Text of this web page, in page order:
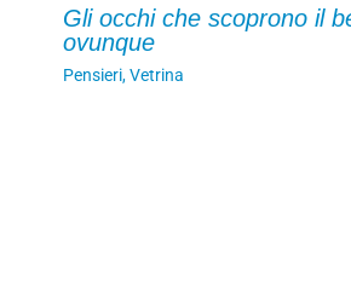
Gli occhi che scoprono il
ovunque
Pensieri,Vetrina